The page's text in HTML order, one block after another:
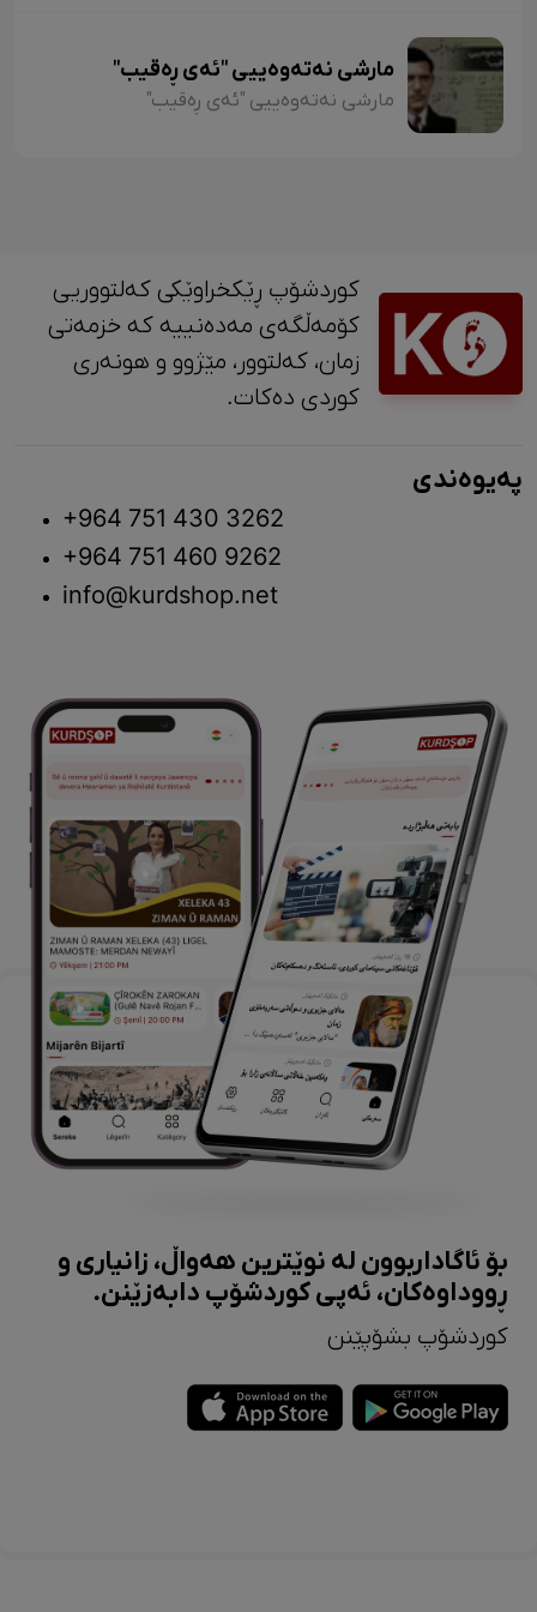
مارشی نەتەوەییی "ئەی ڕەقیب"
مارشی نەتەوەییی "ئەی ڕەقیب"
کوردشۆپ ڕێکخراوێکی کەلتووریی
کۆمەڵگەی مەدەنییە کە خزمەتی
زمان، کەلتوور، مێژوو و ‎هونەری
کوردی دەکات.
پەیوەندی
+964 751 430 3262
+964 751 460 9262
info@kurdshop.net
بۆ ئاگاداربوون لە نوێترین هەواڵ، زانیاری و
ڕووداوەکان، ئەپی کوردشۆپ دابەزێنن.
کوردشۆپ بشۆپێنن